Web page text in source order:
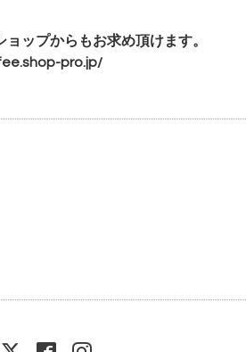
ップからもお求め頂けます。
pro.jp/